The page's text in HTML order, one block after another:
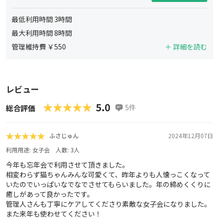
最低利用時間 3時間
最大利用時間8時間
管理維持費 ￥550 ＋ 詳細を読む
レビュー
総合評価 ★★★★★
★★★★★ 5.0 5件
★★★★★
★★★★★ ふさじゅん
2024年12月07日
利用用途: 女子会 人数: 3人
今年も忘年会で利用させて頂きました。
相変わらず猫ちゃんみんな可愛くて、昨年よりも人懐っこくなって
いたのでいっぱいなでなでさせてもらいました。年の締めくくりに
癒しがあって良かったです。
管理人さんも丁寧にケアしてくださり素敵な女子会になりました。
また来年も使わせてください！